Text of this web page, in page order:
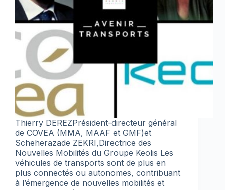
Thierry DEREZPrésident-directeur général
de COVEA (MMA, MAAF et GMF)et
Scheherazade ZEKRI,Directrice des
Nouvelles Mobilités du Groupe Keolis Les
véhicules de transports sont de plus en
plus connectés ou autonomes, contribuant
à l’émergence de nouvelles mobilités et